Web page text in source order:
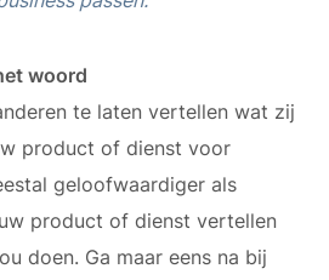
woord
te laten vertellen wat zij
product of dienst voor
geloofwaardiger als
product of dienst vertellen
doen. Ga maar eens na bij